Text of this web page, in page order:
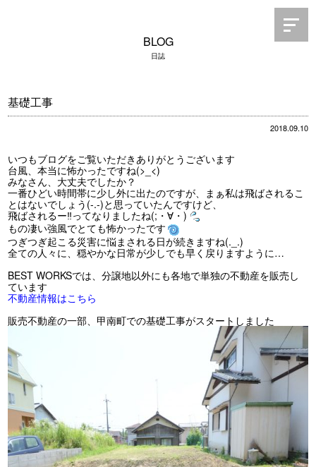
BLOG
日誌
基礎工事
2018.09.10
いつもブログをご覧いただきありがとうございます
台風、本当に怖かったですね(>_<)
みなさん、大丈夫でしたか？
一番ひどい時間帯に少し外に出たのですが、まぁ私は飛ばされるこ
とはないでしょう(-.-)と思っていたんですけど、
飛ばされるー‼ってなりましたね(;・∀・)
もの凄い強風でとても怖かったです
つぎつぎ起こる災害に悩まされる日が続きますね(._.)
全ての人々に、穏やかな日常が少しでも早く戻りますように…
BEST WORKSでは、分譲地以外にも各地で単独の不動産を販売し
ています
不動産情報はこちら
販売不動産の一部、甲南町での基礎工事がスタートしました